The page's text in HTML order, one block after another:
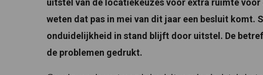
uitstel van de locatiekeuzes voor extra ruimte
weten dat pas in mei van dit jaar een besluit komt.
onduidelijkheid in stand blijft door uitstel. De
de problemen gedrukt.